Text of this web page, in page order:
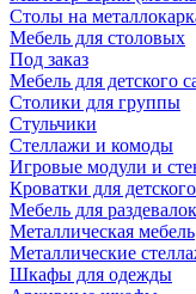
Столы на
Мебель для столовых
Под заказ
Мебель для детского
Столики для группы
Стульчики
Стеллажи и комоды
Игровые модули и
Кроватки для
Мебель для
Металлическая мебель
Металлические
Шкафы для одежды